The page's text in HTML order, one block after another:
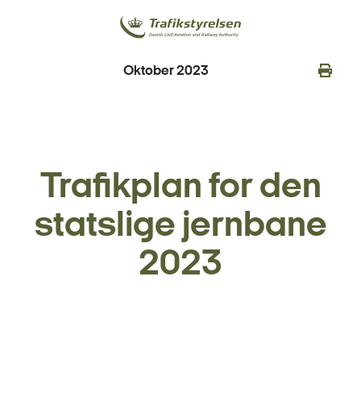
Oktober 2023
Trafikplan for den
statslige jernbane
2023